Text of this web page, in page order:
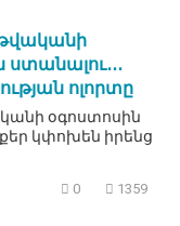
թվականի
ոլորտը
օգոստոսին
կփոխեն իրենց
0 1359